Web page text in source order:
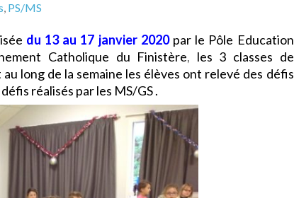
, PS/MS
du 13 au 17 janvier 2020par le Pôle Education
Catholique du Finistère, les 3 classes de
long de la semaine les élèves ont relevé des défis
réalisés par les MS/GS .